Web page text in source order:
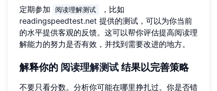
定期参加 阅读理解测试
，比如
readingspeedtest.net 提供的测试，可以为你当前
的水平提供客观的反馈。这可以帮你评估提高阅读理
解能力的努力是否有效，并找到需要改进的地方。
解释你的 阅读理解测试 结果以完善策略
不要只看分数。分析你可能在哪里挣扎过。你是否错